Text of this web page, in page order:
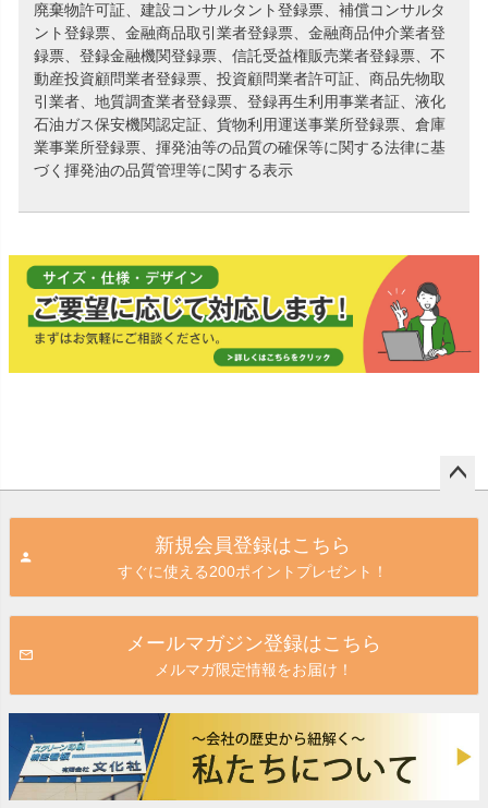
廃棄物許可証、建設コンサルタント登録票、補償コンサルタ
ント登録票、金融商品取引業者登録票、金融商品仲介業者登
録票、登録金融機関登録票、信託受益権販売業者登録票、不
動産投資顧問業者登録票、投資顧問業者許可証、商品先物取
引業者、地質調査業者登録票、登録再生利用事業者証、液化
石油ガス保安機関認定証、貨物利用運送事業所登録票、倉庫
業事業所登録票、揮発油等の品質の確保等に関する法律に基
づく揮発油の品質管理等に関する表示
新規会員登録はこちら
すぐに使える200ポイントプレゼント！
メールマガジン登録はこちら
メルマガ限定情報をお届け！